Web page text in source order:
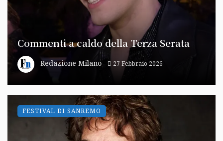
Commenti a caldo della Terza Serata
Redazione Milano 27 Febbraio 2026
FESTIVAL DI SANREMO